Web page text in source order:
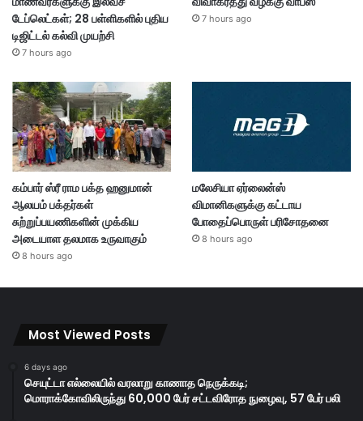
டேப்லெட்கள்; 28 பள்ளிகளில் புதிய
டிஜிட்டல் கல்வி முயற்சி
7 hours ago
7 hours ago
கம்பார் ஸ்ரீ ராம பக்த ஹனுமான்
ஆலயம் பக்தர்கள்
சுற்றுப்பயணிகளின் முக்கிய
அடையாள தலமாக உருவாகும்
8 hours ago
மலேசியா ஏர்லைன்ஸ்
விமானிகளுக்கு கட்டாய
போதைப்பொருள் பரிசோதனை
8 hours ago
Most Viewed Posts
6 days ago
செயுட்டா எல்லையில் வரலாறு காணாத நெருக்கடி;
மொராக்கோவிலிருந்து 60,000 பேர் சட்டவிரோத நுழைவு, 57 பேர் பலி